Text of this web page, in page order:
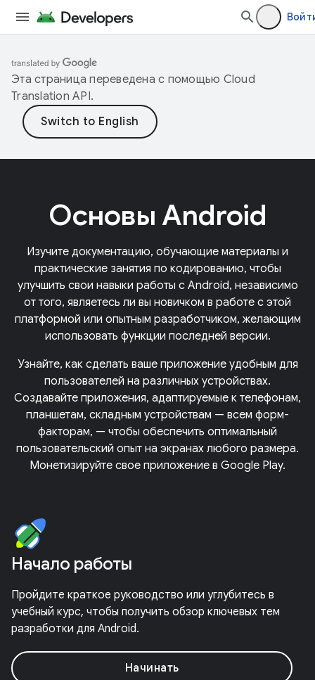
Эта страница переведена с помощью Cloud
Translation API.
Основы Android
Изучите документацию, обучающие материалы и
практические занятия по кодированию, чтобы
улучшить свои навыки работы с Android, независимо
от того, являетесь ли вы новичком в работе с этой
платформой или опытным разработчиком, желающим
использовать функции последней версии.
Узнайте, как сделать ваше приложение удобным для
пользователей на различных устройствах.
Создавайте приложения, адаптируемые к телефонам,
планшетам, складным устройствам — всем форм-
факторам, — чтобы обеспечить оптимальный
пользовательский опыт на экранах любого размера.
Монетизируйте свое приложение в Google Play.
Начало работы
Пройдите краткое руководство или углубитесь в
учебный курс, чтобы получить обзор ключевых тем
разработки для Android.
Начинать